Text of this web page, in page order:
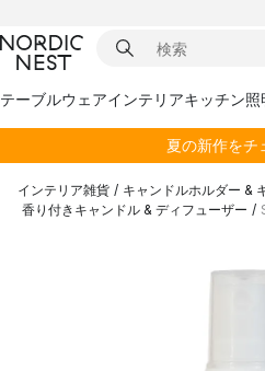
テーブルウェアインテリアキッチン照
夏の新作をチ
インテリア雑貨 / キャンドルホルダー &
香り付きキャンドル & ディフューザー /